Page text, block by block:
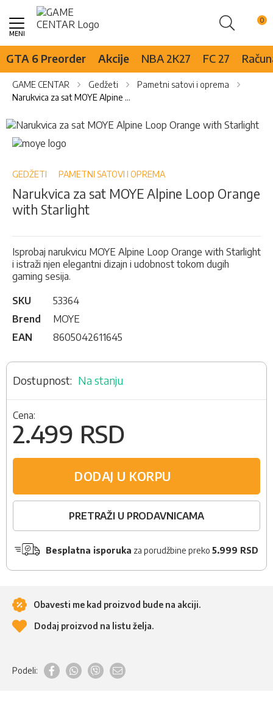
Pretraži
Skip
Content
GTA 6 Preorder Akcije NBA 2K27 FC 27
GAME CENTAR Gedžeti
Pametni satovi i oprema
Narukvica za sat MOYE Alpine Loop Orange with Starlight
Skip
to
the
of
images
gallery
Skip
to
beginning
the
images
GEDŽETI PAMETNI SATOVI I OPREMA
Narukvica za sat MOYE Alpine Loop Orange
with Starlight
Isprobaj narukvicu MOYE Alpine Loop Orange with Starlight
i istraži njen elegantni dizajn i udobnost tokom dugih
gaming sesija.
SKU
53364
Brend
MOYE
EAN
8605042611645
Na stanju
Cena:
2.499 RSD
DODAJ U KORPU
PRETRAŽI U PRODAVNICAMA
Besplatna isporuka za porudžbine preko 5.999 RSD
Obavesti me kad proizvod bude na akciji.
Dodaj proizvod na listu želja.
Podeli: